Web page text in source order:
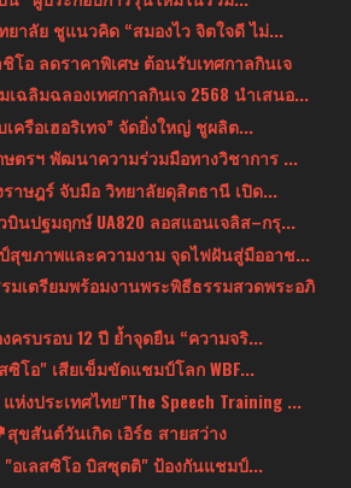
าลัย ชูแนวคิด “สมองไว จิตใจดี ไม่...
อ ลดราคาพิเศษ ต้อนรับเทศกาลกินเจ
เฉลิมฉลองเทศกาลกินเจ 2568 นำเสนอ...
เครือเฮอริเทจ” จัดยิ่งใหญ่ ชูผลิต...
ษตรฯ พัฒนาความร่วมมือทางวิชาการ ...
าษฎร์ จับมือ วิทยาลัยดุสิตธานี เปิด...
นปฐมฤกษ์ UA820 ลอสแอนเจลิส–กรุ...
สุขภาพและความงาม จุดไฟฝันสู่มืออาช...
มเตรียมพร้อมงานพระพิธีธรรมสวดพระอภิ
งครบรอบ 12 ปี ย้ำจุดยืน “ความจริ...
ซิโอ" เสียเข็มขัดแชมป์โลก WBF...
ห่งประเทศไทย"The Speech Training ...
สุขสันต์วันเกิด เอิร์ธ สายสว่าง
"อเลสซิโอ บิสซุตติ" ป้องกันแชมป์...